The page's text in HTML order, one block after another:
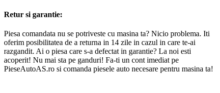
Retur si garantie:
Piesa comandata nu se potriveste cu masina ta? Nicio problema. Iti
oferim posibilitatea de a returna in 14 zile in cazul in care te-ai
razgandit. Ai o piesa care s-a defectat in garantie? La noi esti
acoperit! Nu mai sta pe ganduri! Fa-ti un cont imediat pe
PieseAutoAS.ro si comanda piesele auto necesare pentru masina ta!